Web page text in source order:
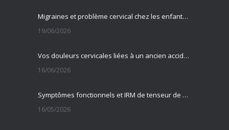
Migraines et problème cervical chez les enfants et adolescents
19/06/2026
Vos douleurs cervicales liées à un ancien accident ?
16/06/2026
Symptômes fonctionnels et IRM de tenseur de diffusion
16/05/2026